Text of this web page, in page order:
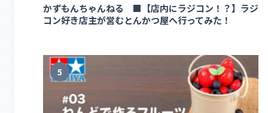
かずもんちゃんねる ■【店内にラジコン！？】ラジ
コン好き店主が営むとんかつ屋へ行ってみた！
5